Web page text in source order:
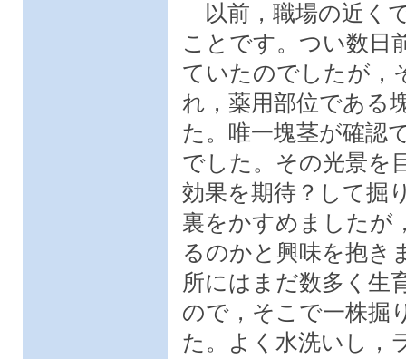
以前，職場の近く
ことです。つい数日
ていたのでしたが，
れ，薬用部位である
た。唯一塊茎が確認
でした。その光景を
効果を期待？して掘
裏をかすめましたが
るのかと興味を抱き
所にはまだ数多く生
ので，そこで一株掘
た。よく水洗いし，